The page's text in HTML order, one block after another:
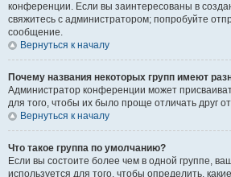
конференции. Если вы заинтересованы в
свяжитесь с администратором; попробуйте
сообщение.
Вернуться к началу
Почему названия некоторых групп имеют
Администратор конференции может
для того, чтобы их было проще отличать друг
Вернуться к началу
Что такое группа по умолчанию?
Если вы состоите более чем в одной группе,
используется для того, чтобы определить,